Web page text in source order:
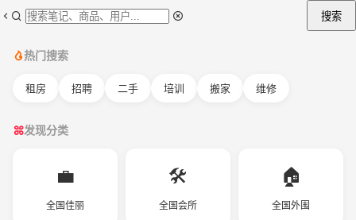
搜索
热门搜索
租房 招聘 二手 培训 搬家 维修
发现分类
💼
全国佳丽
🛠️
全国会所
🏠
全国外围